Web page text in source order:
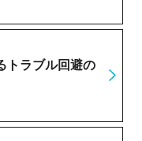
トラブル回避の